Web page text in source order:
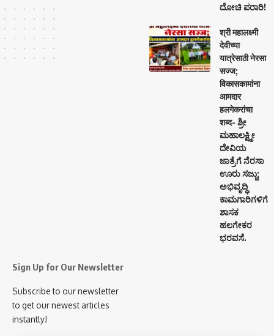
ದೋಚಿ ಪರಾರಿ!
श्री महालक्ष्मी
देवीच्या
यात्रेसाठी नेरसा
सज्ज;
विकासकामांना
आमदार
हलगेकरांचा
शब्द- ಶ್ರೀ
ಮಹಾಲಕ್ಷ್ಮೀ
ದೇವಿಯ
ಜಾತ್ರೆಗೆ ನೆರಸಾ
ಊರು ಸಜ್ಜು;
ಅಭಿವೃದ್ಧಿ
ಕಾಮಗಾರಿಗಳಿಗೆ
ಶಾಸಕ
ಹಲಗೇಕರ
ಭರವಸೆ.
Sign Up for Our Newsletter
Subscribe to our newsletter
to get our newest articles
instantly!